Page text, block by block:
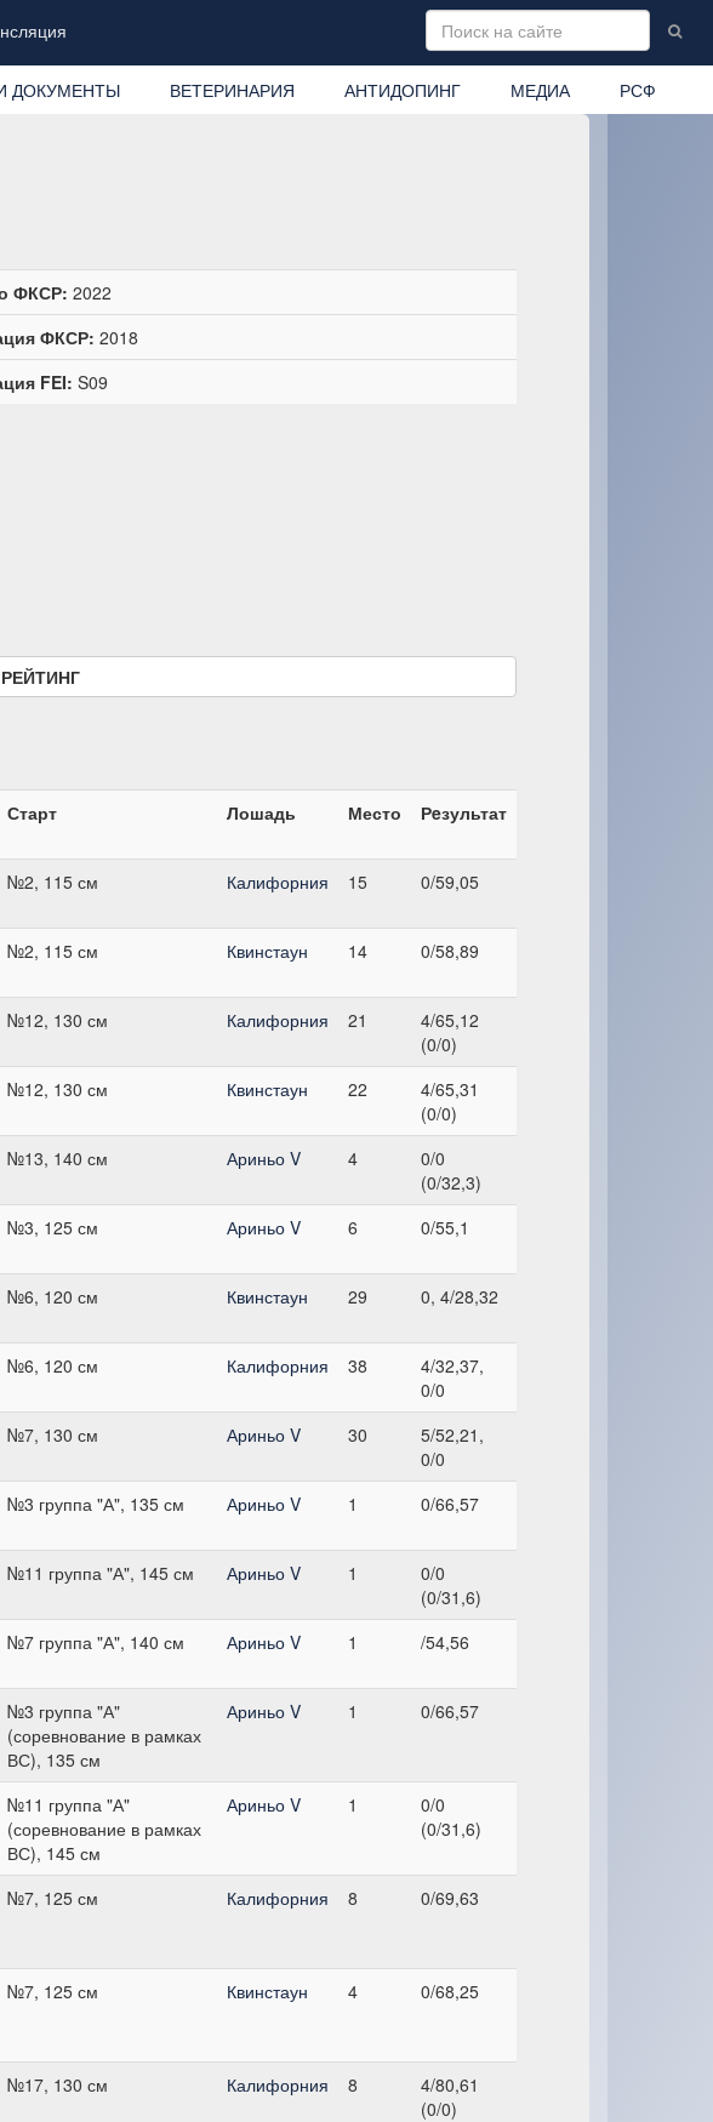
ДОКУМЕНТЫ ВЕТЕРИНАРИЯ АНТИДОПИНГ МЕДИА РСФ
ФКСР: 2022
ФКСР: 2018
FEI: S09
Старт Лошадь Место Рeзультат
№2, 115 см Калифорния 15 0/59,05
№2, 115 см Квинстаун 14 0/58,89
№12, 130 см Калифорния 21
4/65,12
(0/0)
№12, 130 см Квинстаун 22
4/65,31
(0/0)
№13, 140 см Ариньо V 4
0/0
(0/32,3)
№3, 125 см Ариньо V 6 0/55,1
№6, 120 см Квинстаун 29 0, 4/28,32
№6, 120 см Калифорния 38
4/32,37,
0/0
№7, 130 см Ариньо V 30
5/52,21,
0/0
№3 группа "А", 135 см Ариньо V 1 0/66,57
№11 группа "А", 145 см Ариньо V 1
0/0
(0/31,6)
№7 группа "А", 140 см Ариньо V 1 /54,56
№3 группа "А"
(соревнование в рамках
ВС), 135 см
Ариньо V 1 0/66,57
№11 группа "А"
(соревнование в рамках
ВС), 145 см
Ариньо V 1
0/0
(0/31,6)
№7, 125 см Калифорния 8 0/69,63
№7, 125 см Квинстаун 4 0/68,25
№17, 130 см Калифорния 8
4/80,61
(0/0)